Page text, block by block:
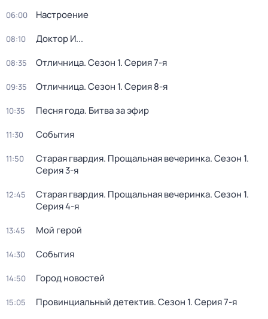
06:00 Настроение
08:10 Доктор И...
08:35 Отличница. Сезон 1. Серия 7-я
09:35 Отличница. Сезон 1. Серия 8-я
10:35 Песня года. Битва за эфир
11:30 События
11:50 Старая гвардия. Прощальная вечеринка. Сезон 1.
Серия 3-я
12:45 Старая гвардия. Прощальная вечеринка. Сезон 1.
Серия 4-я
13:45 Мой герой
14:30 События
14:50 Город новостей
15:05 Провинциальный детектив. Сезон 1. Серия 7-я